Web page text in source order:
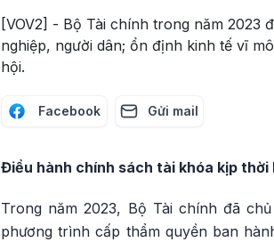
[VOV2] - Bộ Tài chính trong năm
nghiệp, người dân; ổn định kinh tế vĩ
hội.
Facebook Gửi mail
Điều hành chính sách tài khóa kịp thời
Trong năm 2023, Bộ Tài chính đã
phương trình cấp thẩm quyền ban